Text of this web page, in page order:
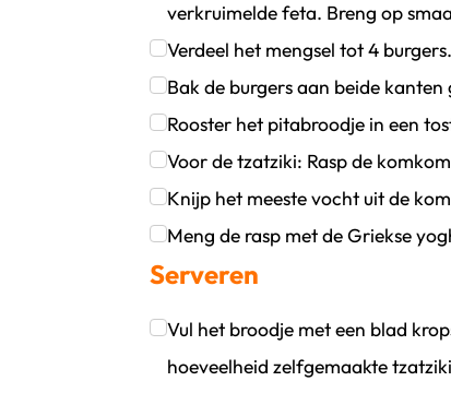
verkruimelde feta. Breng op
Klik om dit selectievakje aan te
Verdeel het mengsel tot 4 burgers.
Klik om dit selectievakje aan te
Bak de burgers aan beide
Klik om dit selectievakje aan te
Rooster het pitabroodje in een
Klik om dit selectievakje aan te
Voor de tzatziki: Rasp de
Klik om dit selectievakje aan te
Knijp het meeste vocht uit de
Klik om dit selectievakje aan te
Meng de rasp met de Griekse
Klik om dit selectievakje aan te
Serveren
Vul het broodje met een blad
hoeveelheid zelfgemaakte